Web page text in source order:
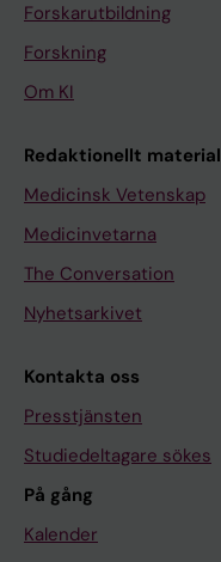
Forskarutbildning
Forskning
Om KI
Redaktionellt material
Medicinsk Vetenskap
Medicinvetarna
The Conversation
Nyhetsarkivet
Kontakta oss
Presstjänsten
Studiedeltagare sökes
På gång
Kalender